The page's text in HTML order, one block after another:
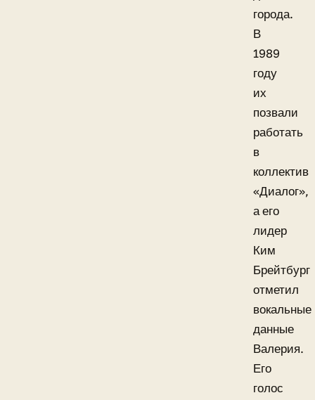
города.
В
1989
году
их
позвали
работать
в
коллектив
«Диалог»,
а его
лидер
Ким
Брейтбург
отметил
вокальные
данные
Валерия.
Его
голос